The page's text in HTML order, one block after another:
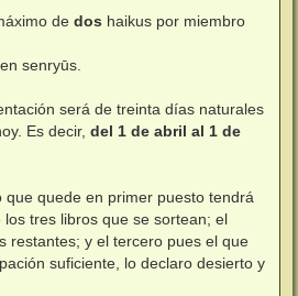
de dos haikus por miembro
senryūs.
será de treinta días naturales
Es decir, del 1 de abril al 1 de
que quede en primer puesto tendrá
tres libros que se sortean; el
restantes; y el tercero pues el que
suficiente, lo declaro desierto y